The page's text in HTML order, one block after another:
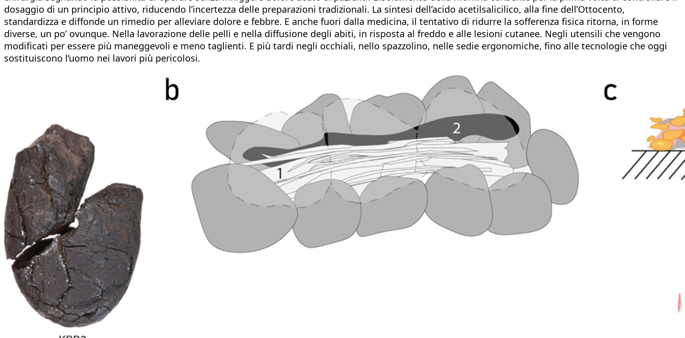
dosaggio di un principio attivo, riducendo l’incertezza delle preparazioni tradizionali. La sintesi dell’acido acetilsalicilico, alla fine dell’Ottocento,
standardizza e diffonde un rimedio per alleviare dolore e febbre. E anche fuori dalla medicina, il tentativo di ridurre la sofferenza fisica ritorna, in forme
diverse, un po’ ovunque. Nella lavorazione delle pelli e nella diffusione degli abiti, in risposta al freddo e alle lesioni cutanee. Negli utensili che vengono
modificati per essere più maneggevoli e meno taglienti. E più tardi negli occhiali, nello spazzolino, nelle sedie ergonomiche, fino alle tecnologie che oggi
sostituiscono l’uomo nei lavori più pericolosi.